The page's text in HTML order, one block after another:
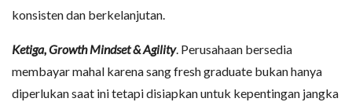
konsisten dan berkelanjutan.
Ketiga, Growth Mindset & Agility. Perusahaan bersedia
membayar mahal karena sang fresh graduate bukan hanya
diperlukan saat ini tetapi disiapkan untuk kepentingan jangka